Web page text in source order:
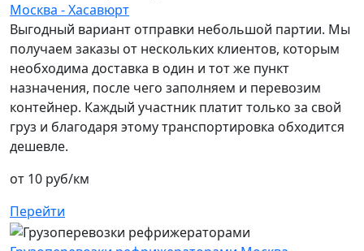
Москва - Хасавюрт
Выгодный вариант отправки небольшой партии. Мы
получаем заказы от нескольких клиентов, которым
необходима доставка в один и тот же пункт
назначения, после чего заполняем и перевозим
контейнер. Каждый участник платит только за свой
груз и благодаря этому транспортировка обходится
дешевле.
от 10 руб/км
Перейти